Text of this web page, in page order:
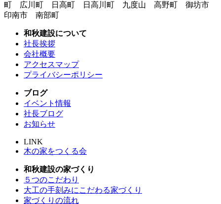
町 広川町 日高町 日高川町 九度山 高野町 御坊市
印南市 南部町
和秋建設について
社長挨拶
会社概要
アクセスマップ
プライバシーポリシー
ブログ
イベント情報
社長ブログ
お知らせ
LINK
木の家をつくる会
和秋建設の家づくり
５つのこだわり
大工の手刻みにこだわる家づくり
家づくりの流れ